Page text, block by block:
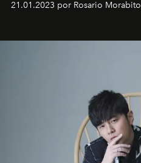
21.01.2023 por Rosario Morabito